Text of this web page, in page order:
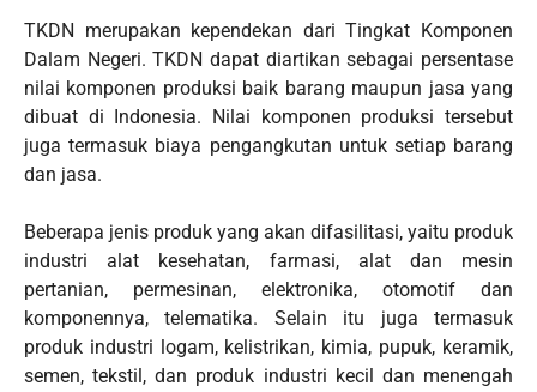
TKDN merupakan kependekan dari Tingkat Komponen
Dalam Negeri. TKDN dapat diartikan sebagai persentase
nilai komponen produksi baik barang maupun jasa yang
dibuat di Indonesia. Nilai komponen produksi tersebut
juga termasuk biaya pengangkutan untuk setiap barang
dan jasa.
Beberapa jenis produk yang akan difasilitasi, yaitu produk
industri alat kesehatan, farmasi, alat dan mesin
pertanian, permesinan, elektronika, otomotif dan
komponennya, telematika. Selain itu juga termasuk
produk industri logam, kelistrikan, kimia, pupuk, keramik,
semen, tekstil, dan produk industri kecil dan menengah